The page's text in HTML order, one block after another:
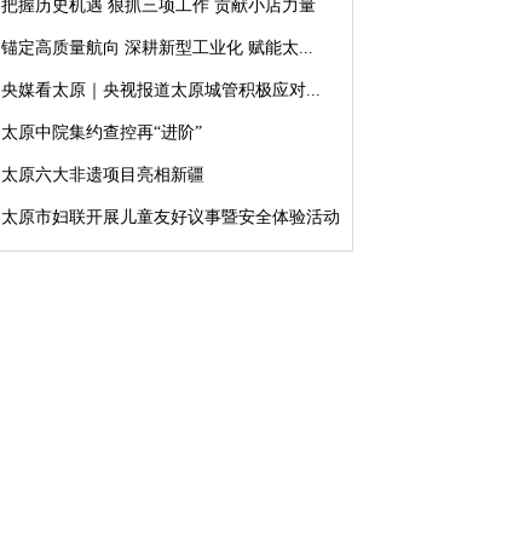
把握历史机遇 狠抓三项工作 贡献小店力量
锚定高质量航向 深耕新型工业化 赋能太...
央媒看太原｜央视报道太原城管积极应对...
太原中院集约查控再“进阶”
太原六大非遗项目亮相新疆
太原市妇联开展儿童友好议事暨安全体验活动